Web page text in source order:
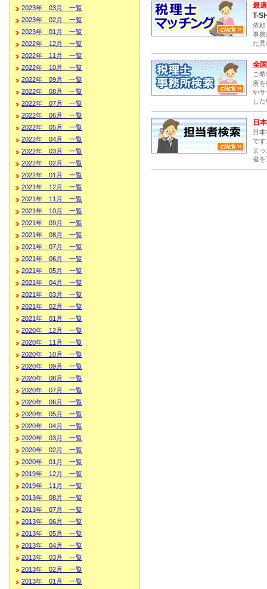
2023年 03月 一覧
2023年 02月 一覧
2023年 01月 一覧
2022年 12月 一覧
2022年 11月 一覧
2022年 10月 一覧
2022年 09月 一覧
2022年 08月 一覧
2022年 07月 一覧
2022年 06月 一覧
2022年 05月 一覧
2022年 04月 一覧
2022年 03月 一覧
2022年 02月 一覧
2022年 01月 一覧
2021年 12月 一覧
2021年 11月 一覧
2021年 10月 一覧
2021年 09月 一覧
2021年 08月 一覧
2021年 07月 一覧
2021年 06月 一覧
2021年 05月 一覧
2021年 04月 一覧
2021年 03月 一覧
2021年 02月 一覧
2021年 01月 一覧
2020年 12月 一覧
2020年 11月 一覧
2020年 10月 一覧
2020年 09月 一覧
2020年 08月 一覧
2020年 07月 一覧
2020年 06月 一覧
2020年 05月 一覧
2020年 04月 一覧
2020年 03月 一覧
2020年 02月 一覧
2020年 01月 一覧
2019年 12月 一覧
2019年 11月 一覧
2013年 08月 一覧
2013年 07月 一覧
2013年 06月 一覧
2013年 05月 一覧
2013年 04月 一覧
2013年 03月 一覧
2013年 02月 一覧
2013年 01月 一覧
最適
T-
依頼
事務
た
全
ご
所
やサ
し
日
日
です
ま
者を